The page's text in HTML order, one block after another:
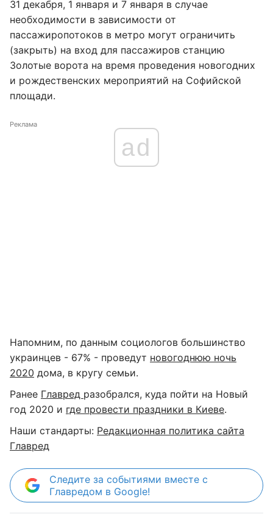
31 декабря, 1 января и 7 января в случае
необходимости в зависимости от
пассажиропотоков в метро могут ограничить
(закрыть) на вход для пассажиров станцию
Золотые ворота на время проведения новогодних
и рождественских мероприятий на Софийской
площади.
Реклама
ad
Напомним, по данным социологов большинство
украинцев - 67% - проведут новогоднюю ночь
2020 дома, в кругу семьи.
Ранее Главред разобрался, куда пойти на Новый
год 2020 и где провести праздники в Киеве.
Наши стандарты: Редакционная политика сайта
Главред
Следите за событиями вместе с
Главредом в Google!